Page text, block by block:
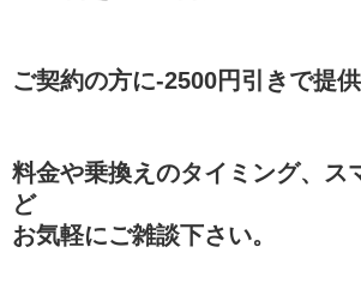
ご契約の方に-2500円引きで提供
料金や乗換えのタイミング、ス
ど
お気軽にご雑談下さい。